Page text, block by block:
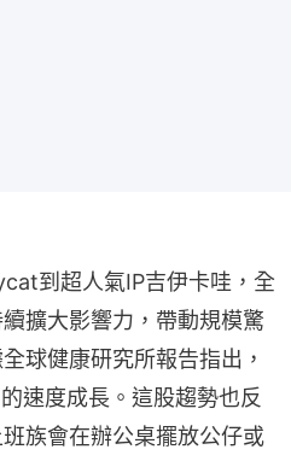
到超人氣IP吉伊卡哇，全
擴大影響力，帶動規模驚
球健康研究所報告指出，
速度成長。這股趨勢也反
族會在辦公桌擺放公仔或